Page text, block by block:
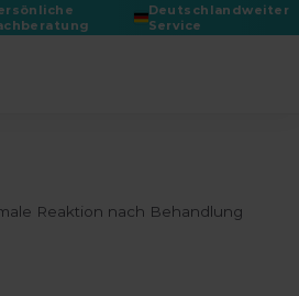
Deutschlandweiter
Service
Reaktion nach Behandlung